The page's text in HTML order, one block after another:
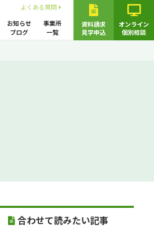
よくある質問
お知らせ
ブログ
事業所
一覧
資料請求
見学申込
オンライン
個別相談
合わせて読みたい記事